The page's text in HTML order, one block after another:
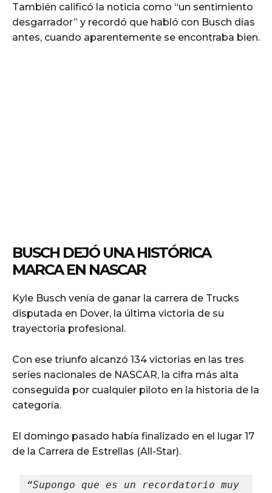
También calificó la noticia como “un sentimiento
desgarrador” y recordó que habló con Busch días
antes, cuando aparentemente se encontraba bien.
BUSCH DEJÓ UNA HISTÓRICA
MARCA EN NASCAR
Kyle Busch venía de ganar la carrera de Trucks
disputada en Dover, la última victoria de su
trayectoria profesional.
Con ese triunfo alcanzó 134 victorias en las tres
series nacionales de NASCAR, la cifra más alta
conseguida por cualquier piloto en la historia de la
categoría.
El domingo pasado había finalizado en el lugar 17
de la Carrera de Estrellas (All-Star).
“Supongo que es un recordatorio muy